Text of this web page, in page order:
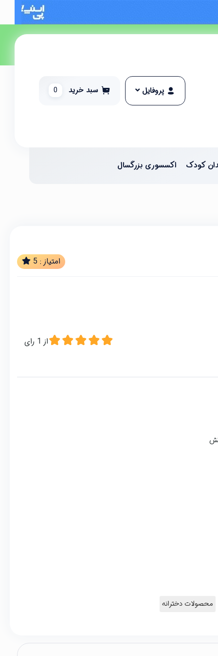
پروفایل سبد خرید 0
کودک اکسسوری بزرگسال
امتیاز : 5
از 1 رای
محصولات دخترانه